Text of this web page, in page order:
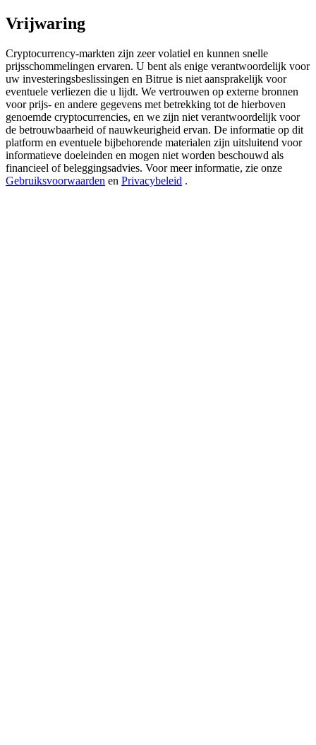
Register & Trade to Win 500,000 USDT
Precious Metals Trading Carnival
Trade Gold & Silver · 33,333 USDT Bonus
Vrijwaring
Cryptocurrency-markten zijn zeer volatiel en kunnen snelle
prijsschommelingen ervaren. U bent als enige verantwoordelijk voor
uw investeringsbeslissingen en Bitrue is niet aansprakelijk voor
eventuele verliezen die u lijdt. We vertrouwen op externe bronnen
voor prijs- en andere gegevens met betrekking tot de hierboven
genoemde cryptocurrencies, en we zijn niet verantwoordelijk voor
de betrouwbaarheid of nauwkeurigheid ervan. De informatie op dit
platform en eventuele bijbehorende materialen zijn uitsluitend voor
informatieve doeleinden en mogen niet worden beschouwd als
financieel of beleggingsadvies. Voor meer informatie, zie onze
Gebruiksvoorwaarden en Privacybeleid .